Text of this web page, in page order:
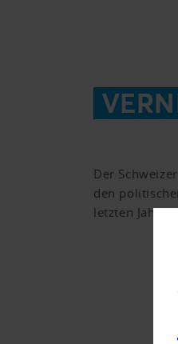
Der
den
letzten